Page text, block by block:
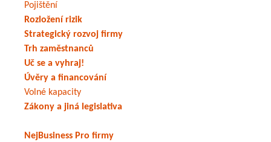
Pojištění
Rozložení rizik
Strategický rozvoj firmy
Trh zaměstnanců
Uč se a vyhraj!
Úvěry a financování
Volné kapacity
Zákony a jiná legislativa
NejBusiness Pro firmy